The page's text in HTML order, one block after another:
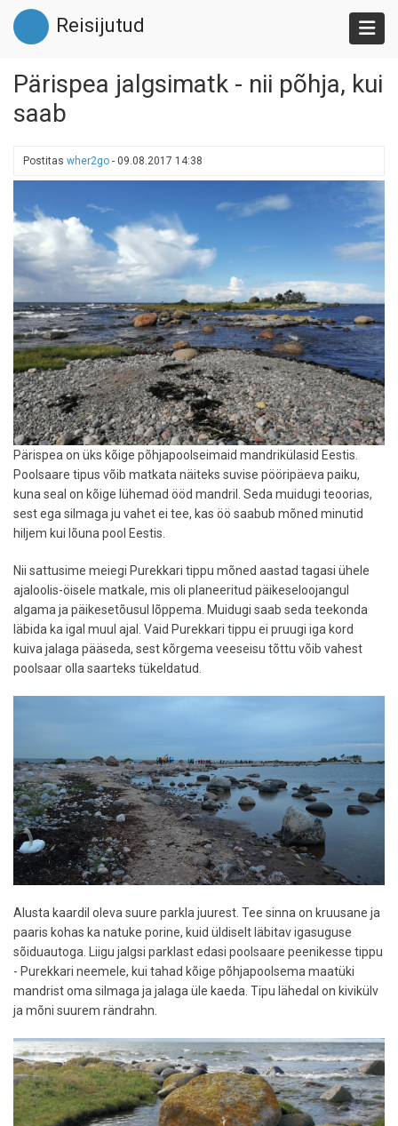
Liigu
edasi
põhisisu
Reisijutud
Pärispea jalgsimatk - nii põhja, kui
saab
Postitas wher2go - 09.08.2017 14:38
Pärispea on üks kõige põhjapoolseimaid mandrikülasid Eestis.
Poolsaare tipus võib matkata näiteks suvise pööripäeva paiku,
kuna seal on kõige lühemad ööd mandril. Seda muidugi teoorias,
sest ega silmaga ju vahet ei tee, kas öö saabub mõned minutid
hiljem kui lõuna pool Eestis.
Nii sattusime meiegi Purekkari tippu mõned aastad tagasi ühele
ajaloolis-öisele matkale, mis oli planeeritud päikeseloojangul
algama ja päikesetõusul lõppema. Muidugi saab seda teekonda
läbida ka igal muul ajal. Vaid Purekkari tippu ei pruugi iga kord
kuiva jalaga pääseda, sest kõrgema veeseisu tõttu võib vahest
poolsaar olla saarteks tükeldatud.
Alusta kaardil oleva suure parkla juurest. Tee sinna on kruusane ja
paaris kohas ka natuke porine, kuid üldiselt läbitav igasuguse
sõiduautoga. Liigu jalgsi parklast edasi poolsaare peenikesse tippu
- Purekkari neemele, kui tahad kõige põhjapoolsema maatüki
mandrist oma silmaga ja jalaga üle kaeda. Tipu lähedal on kivikülv
ja mõni suurem rändrahn.